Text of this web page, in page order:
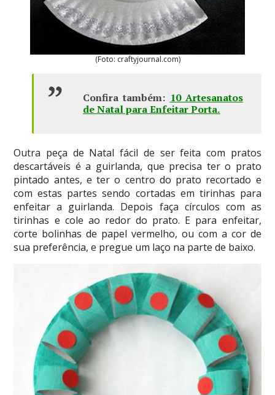
(Foto: craftyjournal.com)
Confira também: 10 Artesanatos
de Natal para Enfeitar Porta.
Outra peça de Natal fácil de ser feita com pratos
descartáveis é a guirlanda, que precisa ter o prato
pintado antes, e ter o centro do prato recortado e
com estas partes sendo cortadas em tirinhas para
enfeitar a guirlanda. Depois faça círculos com as
tirinhas e cole ao redor do prato. E para enfeitar,
corte bolinhas de papel vermelho, ou com a cor de
sua preferência, e pregue um laço na parte de baixo.